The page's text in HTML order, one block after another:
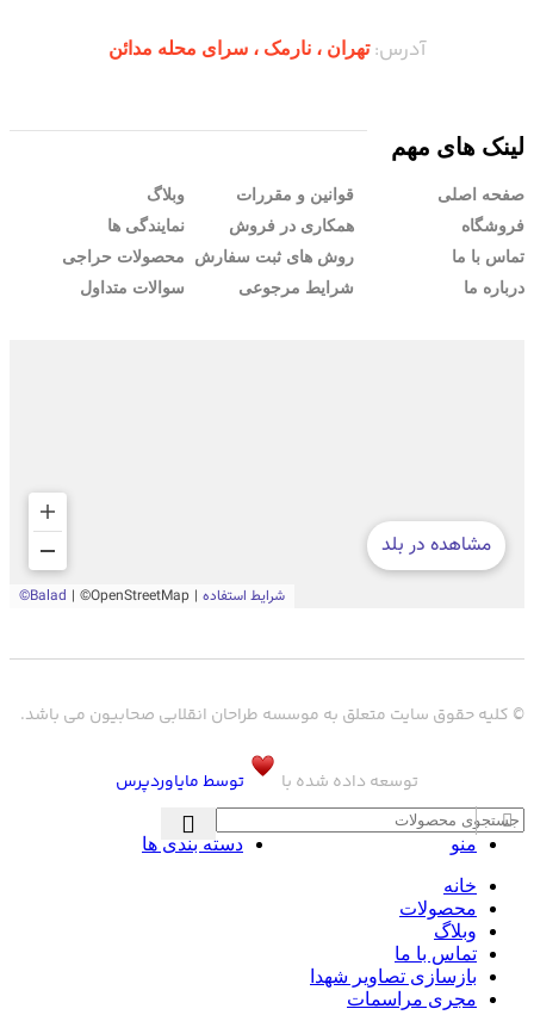
آدرس:تهران ،‌ نارمک ، سرای محله مدائن
لینک های مهم
صفحه اصلی
فروشگاه
تماس با ما
درباره ما
قوانین و مقررات
همکاری در فروش
روش های ثبت سفارش
شرایط مرجوعی
وبلاگ
نمایندگی ها
محصولات حراجی
سوالات متداول
© کلیه حقوق سایت متعلق به موسسه طراحان انقلابی صحابیون می باشد.
توسعه داده شده با توسط مایاوردپرس
منو دسته بندی ها
خانه
محصولات
وبلاگ
تماس با ما
بازسازی تصاویر شهدا
مجری مراسمات